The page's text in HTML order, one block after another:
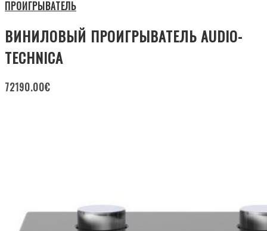
ПРОИГРЫВАТЕЛЬ
ВИНИЛОВЫЙ ПРОИГРЫВАТЕЛЬ AUDIO-
TECHNICA
72190.00€